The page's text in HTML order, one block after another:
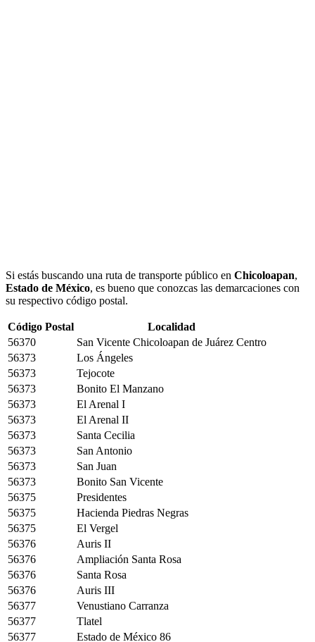
Si estás buscando una ruta de transporte público en Chicoloapan,
Estado de México, es bueno que conozcas las demarcaciones con
su respectivo código postal.
Código Postal
Localidad
56370
San Vicente Chicoloapan de Juárez Centro
56373
Los Ángeles
56373
Tejocote
56373
Bonito El Manzano
56373
El Arenal I
56373
El Arenal II
56373
Santa Cecilia
56373
San Antonio
56373
San Juan
56373
Bonito San Vicente
56375
Presidentes
56375
Hacienda Piedras Negras
56375
El Vergel
56376
Auris II
56376
Ampliación Santa Rosa
56376
Santa Rosa
56376
Auris III
56377
Venustiano Carranza
56377
Tlatel
56377
Estado de México 86